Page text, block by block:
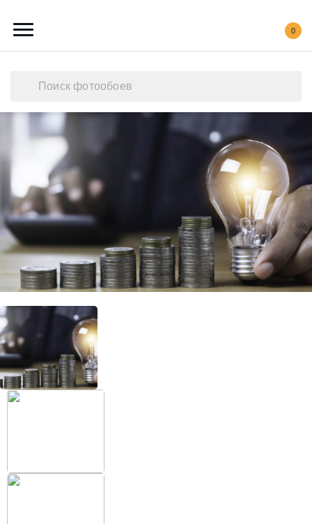
0
Каталог обоев
Наши работы
Создать свои фотообои
Акции
О нас
Контакты
+38 (097) 151 87 57
Избранное